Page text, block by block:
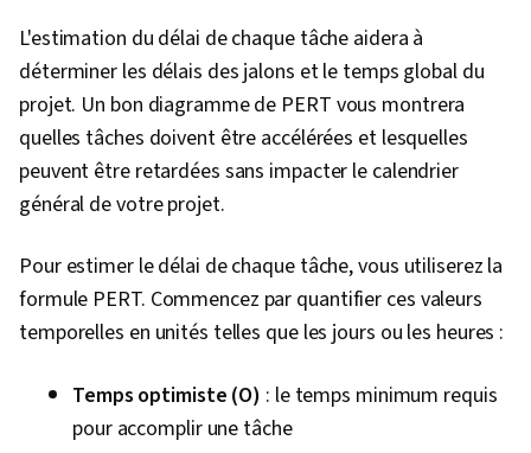
L'estimation du délai de chaque tâche aidera à
déterminer les délais des jalons et le temps global du
projet. Un bon diagramme de PERT vous montrera
quelles tâches doivent être accélérées et lesquelles
peuvent être retardées sans impacter le calendrier
général de votre projet.
Pour estimer le délai de chaque tâche, vous utiliserez la
formule PERT. Commencez par quantifier ces valeurs
temporelles en unités telles que les jours ou les heures :
Temps optimiste (O) : le temps minimum requis
pour accomplir une tâche